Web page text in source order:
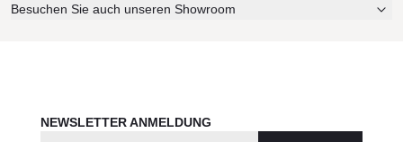
Besuchen Sie auch unseren Showroom
NEWSLETTER ANMELDUNG